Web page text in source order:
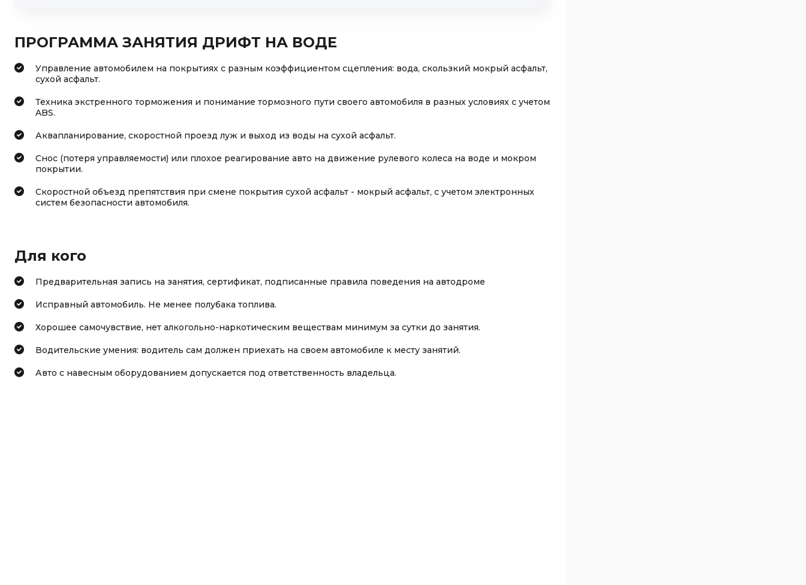
ПРОГРАММА ЗАНЯТИЯ ДРИФТ НА ВОДЕ
Управление автомобилем на покрытиях с разным коэффициентом сцепления: вода, скользкий мокрый асфальт,
сухой асфальт.
Техника экстренного торможения и понимание тормозного пути своего автомобиля в разных условиях с учетом
ABS.
Аквапланирование, скоростной проезд луж и выход из воды на сухой асфальт.
Снос (потеря управляемости) или плохое реагирование авто на движение рулевого колеса на воде и мокром
покрытии.
Скоростной объезд препятствия при смене покрытия сухой асфальт - мокрый асфальт, с учетом электронных
систем безопасности автомобиля.
Для кого
Предварительная запись на занятия, сертификат, подписанные правила поведения на автодроме
Исправный автомобиль. Не менее полубака топлива.
Хорошее самочувствие, нет алкогольно-наркотическим веществам минимум за сутки до занятия.
Водительские умения: водитель сам должен приехать на своем автомобиле к месту занятий.
Авто с навесным оборудованием допускается под ответственность владельца.